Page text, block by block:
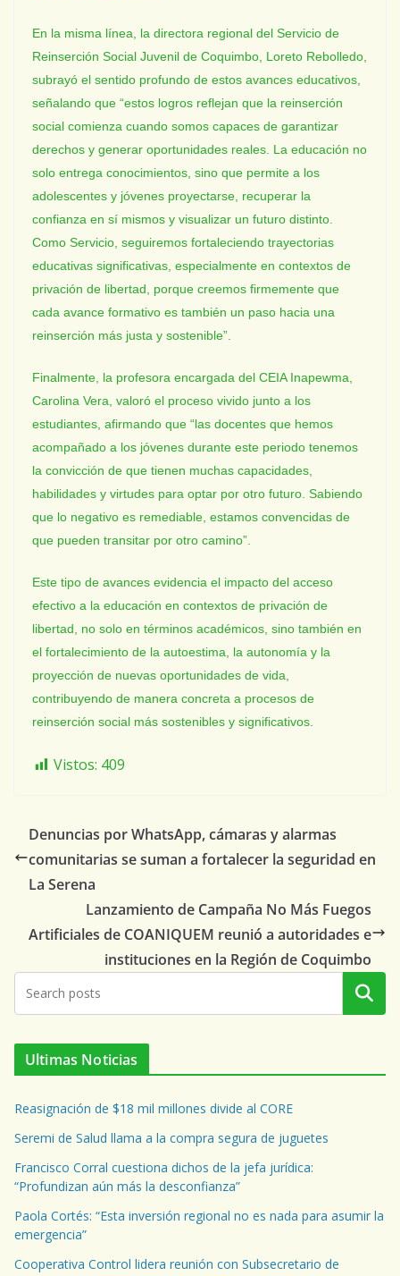
En la misma línea, la directora regional del Servicio de
Reinserción Social Juvenil de Coquimbo, Loreto Rebolledo,
subrayó el sentido profundo de estos avances educativos,
señalando que “estos logros reflejan que la reinserción
social comienza cuando somos capaces de garantizar
derechos y generar oportunidades reales. La educación no
solo entrega conocimientos, sino que permite a los
adolescentes y jóvenes proyectarse, recuperar la
confianza en sí mismos y visualizar un futuro distinto.
Como Servicio, seguiremos fortaleciendo trayectorias
educativas significativas, especialmente en contextos de
privación de libertad, porque creemos firmemente que
cada avance formativo es también un paso hacia una
reinserción más justa y sostenible”.
Finalmente, la profesora encargada del CEIA Inapewma,
Carolina Vera, valoró el proceso vivido junto a los
estudiantes, afirmando que “las docentes que hemos
acompañado a los jóvenes durante este periodo tenemos
la convicción de que tienen muchas capacidades,
habilidades y virtudes para optar por otro futuro. Sabiendo
que lo negativo es remediable, estamos convencidas de
que pueden transitar por otro camino”.
Este tipo de avances evidencia el impacto del acceso
efectivo a la educación en contextos de privación de
libertad, no solo en términos académicos, sino también en
el fortalecimiento de la autoestima, la autonomía y la
proyección de nuevas oportunidades de vida,
contribuyendo de manera concreta a procesos de
reinserción social más sostenibles y significativos.
Vistos: 409
Denuncias por WhatsApp, cámaras y alarmas
comunitarias se suman a fortalecer la seguridad en
La Serena
Lanzamiento de Campaña No Más Fuegos
Artificiales de COANIQUEM reunió a autoridades e
instituciones en la Región de Coquimbo
Buscar
Ultimas Noticias
Reasignación de $18 mil millones divide al CORE
Seremi de Salud llama a la compra segura de juguetes
Francisco Corral cuestiona dichos de la jefa jurídica:
“Profundizan aún más la desconfianza”
Paola Cortés: “Esta inversión regional no es nada para asumir la
emergencia”
Cooperativa Control lidera reunión con Subsecretario de